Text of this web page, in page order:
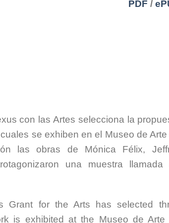
PDF /
con las Artes selecciona la
se exhiben en el Museo de Arte
las obras de Mónica Félix,
una muestra llamada
Grant for the Arts has selected
is exhibited at the Museo de Arte